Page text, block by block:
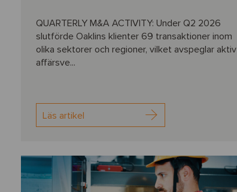
QUARTERLY M&A ACTIVITY: Under Q2 2026
slutförde Oaklins klienter 69 transaktioner inom
olika sektorer och regioner, vilket avspeglar aktiv
affärsve...
Läs artikel